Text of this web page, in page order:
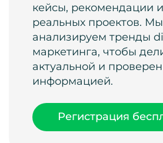
кейсы, рекомендации
реальных проектов.
анализируем тренды
маркетинга, чтобы
актуальной и
информацией.
Регистрация